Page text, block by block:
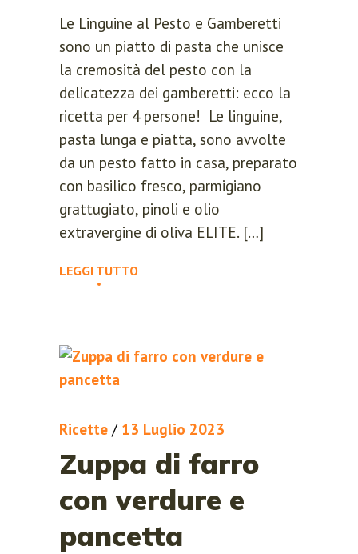
Le Linguine al Pesto e Gamberetti
sono un piatto di pasta che unisce
la cremosità del pesto con la
delicatezza dei gamberetti: ecco la
ricetta per 4 persone! Le linguine,
pasta lunga e piatta, sono avvolte
da un pesto fatto in casa, preparato
con basilico fresco, parmigiano
grattugiato, pinoli e olio
extravergine di oliva ELITE. […]
LEGGI TUTTO
Ricette / 13 Luglio 2023
Zuppa di farro
con verdure e
pancetta